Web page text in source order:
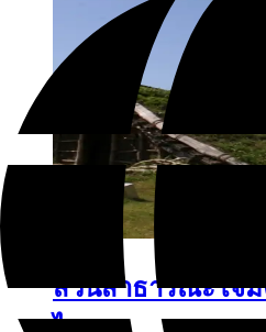
สวนสาธารณะโจม